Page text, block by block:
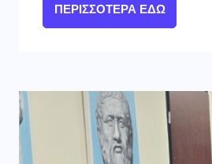
ΠΕΡΙΣΣΌΤΕΡΑ ΕΔΏ